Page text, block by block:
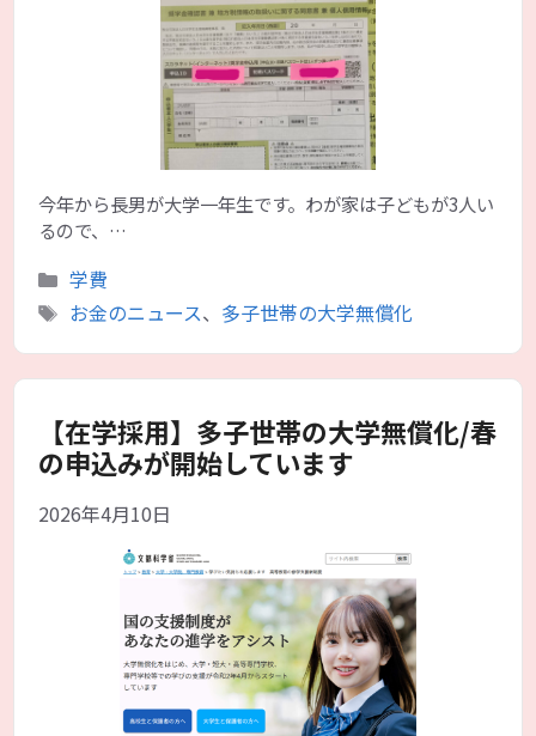
今年から長男が大学一年生です。わが家は子どもが3人い
るので、…
カ
テ
リ
学費
タ
お金のニュース、 多子世帯の大学無償化
【在学採用】多子世帯の大学無償化/春
の申込みが開始しています
2026年4月10日